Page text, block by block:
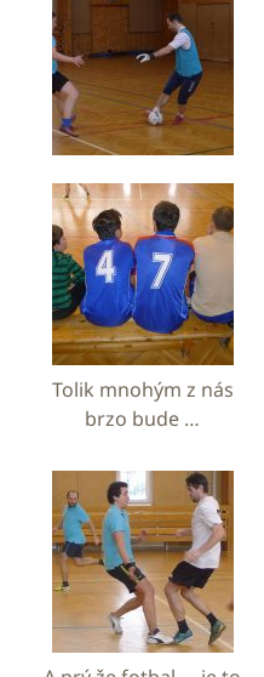
Tolik mnohým z nás
brzo bude …